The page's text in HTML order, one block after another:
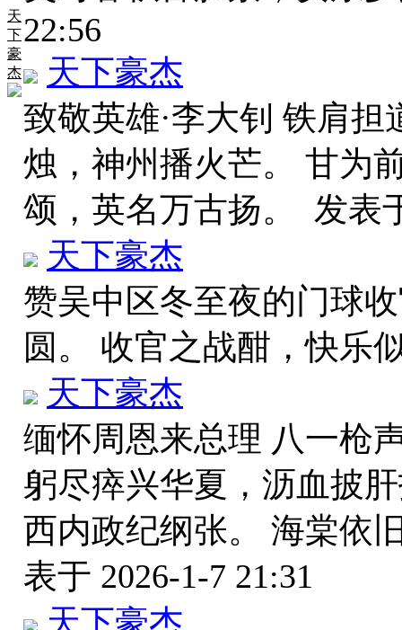
天
下
豪
杰
22:56
天下豪杰
致敬英雄·李大钊 铁肩
烛，神州播火芒。 甘为
颂，英名万古扬。 发表
天下豪杰
赞吴中区冬至夜的门球
圆。 收官之战酣，快乐
天下豪杰
缅怀周恩来总理 八一枪
躬尽瘁兴华夏，沥血披
西内政纪纲张。 海棠依
表于 2026-1-7 21:31
天下豪杰